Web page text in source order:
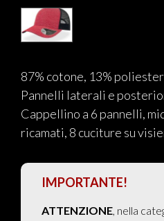
87% cotone, 13%
Pannelli laterali e
Cappellino a 6 pannelli,
ricamati, 8 cuciture su
IMPORTANTE!
ATTENZIONE, nella